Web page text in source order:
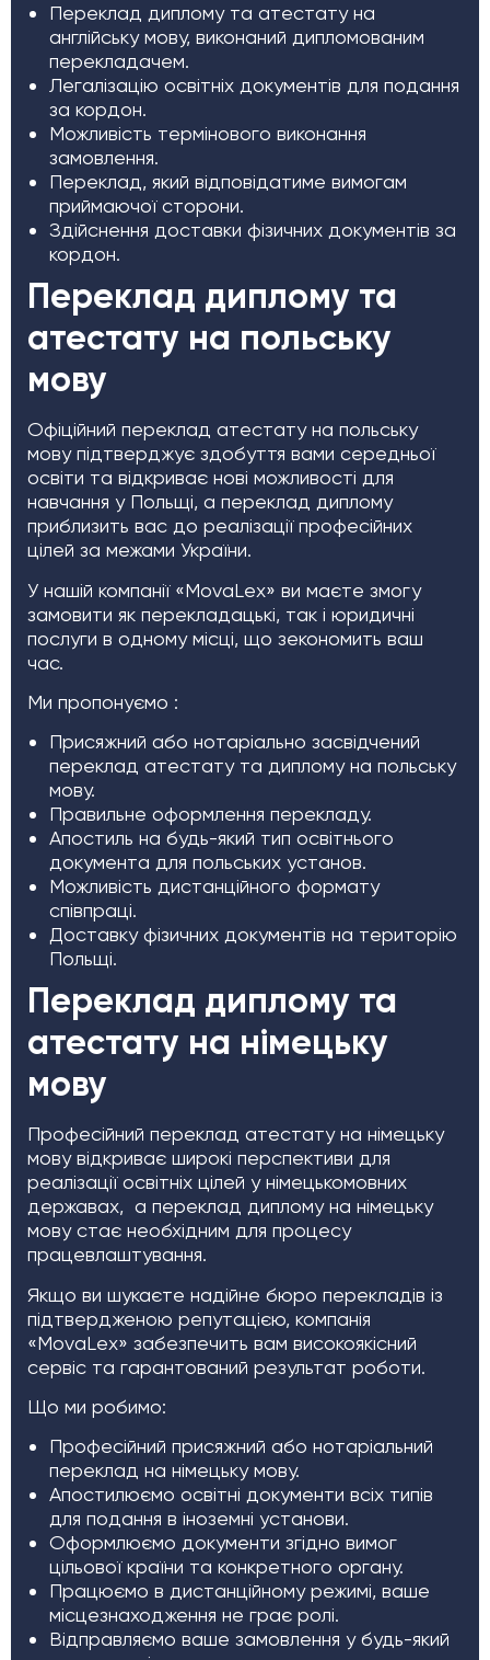
Переклад диплому та атестату на
англійську мову, виконаний дипломованим
перекладачем.
Легалізацію освітніх документів для подання
за кордон.
Можливість термінового виконання
замовлення.
Переклад, який відповідатиме вимогам
приймаючої сторони.
Здійснення доставки фізичних документів за
кордон.
Переклад диплому та
атестату на польську
мову
Офіційний переклад атестату на польську
мову підтверджує здобуття вами середньої
освіти та відкриває нові можливості для
навчання у Польщі, а переклад диплому
приблизить вас до реалізації професійних
цілей за межами України.
У нашій компанії «MovaLex» ви маєте змогу
замовити як перекладацькі, так і юридичні
послуги в одному місці, що зекономить ваш
час.
Ми пропонуємо :
Присяжний або нотаріально засвідчений
переклад атестату та диплому на польську
мову.
Правильне оформлення перекладу.
Апостиль на будь-який тип освітнього
документа для польських установ.
Можливість дистанційного формату
співпраці.
Доставку фізичних документів на територію
Польщі.
Переклад диплому та
атестату на німецьку
мову
Професійний переклад атестату на німецьку
мову відкриває широкі перспективи для
реалізації освітніх цілей у німецькомовних
державах, а переклад диплому на німецьку
мову стає необхідним для процесу
працевлаштування.
Якщо ви шукаєте надійне бюро перекладів із
підтвердженою репутацією, компанія
«MovaLex» забезпечить вам високоякісний
сервіс та гарантований результат роботи.
Що ми робимо:
Професійний присяжний або нотаріальний
переклад на німецьку мову.
Апостилюємо освітні документи всіх типів
для подання в іноземні установи.
Оформлюємо документи згідно вимог
цільової країни та конкретного органу.
Працюємо в дистанційному режимі, ваше
місцезнаходження не грає ролі.
Відправляємо ваше замовлення у будь-який